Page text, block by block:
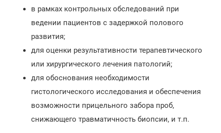
в рамках контрольных обследований при
ведении пациентов с задержкой полового
развития;
для оценки результативности терапевтического
или хирургического лечения патологий;
для обоснования необходимости
гистологического исследования и обеспечения
возможности прицельного забора проб,
снижающего травматичность биопсии, и т.п.